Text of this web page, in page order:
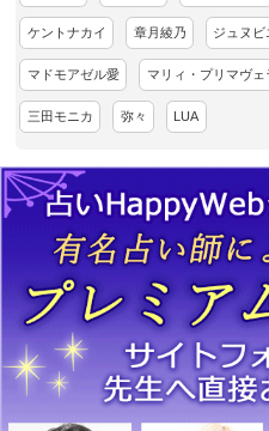
ケントナカイ 章月綾乃 ジュヌ
マドモアゼル愛 マリィ・プリマヴェ
三田モニカ 弥々 LUA